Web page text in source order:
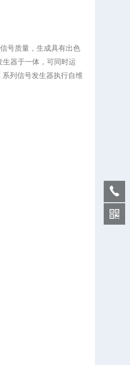
号质量，生成具有出色
器于一体，可同时运
列信号发生器执行自维